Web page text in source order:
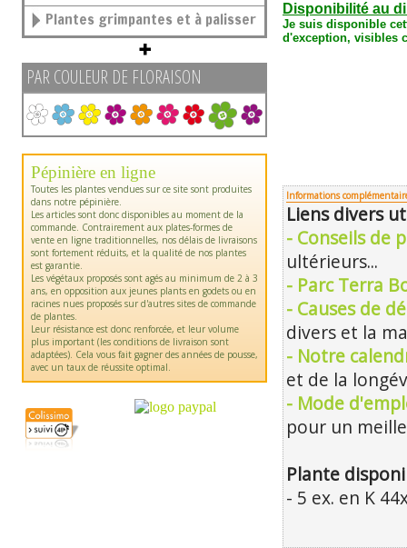
Plantes grimpantes et à palisser
PAR COULEUR DE FLORAISON
Pépinière en ligne
Toutes les plantes vendues sur ce site sont produites
dans notre pépinière.
Les articles sont donc disponibles au moment de la
commande. Contrairement aux plates-formes de
vente en ligne traditionnelles, nos délais de livraisons
sont fortement réduits, et la qualité de nos plantes
est garantie.
Les végétaux proposés sont agés au minimum de 2 à 3
ans, en opposition aux jeunes plants en godets ou en
racines nues proposés sur d'autres sites de commande
de plantes.
Leur résistance est donc renforcée, et leur volume
plus important (les conditions de livraison sont
adaptées). Cela vous fait gagner des années de pousse,
avec un taux de réussite optimal.
Disponibilité au
Je suis disponible
d'exception, visibles
Informations
Liens divers
- Conseils de
ultérieurs...
- Parc Terra
- Causes de
divers et la
- Notre
et de la
- Mode
pour un
Plante
- 5 ex. en K